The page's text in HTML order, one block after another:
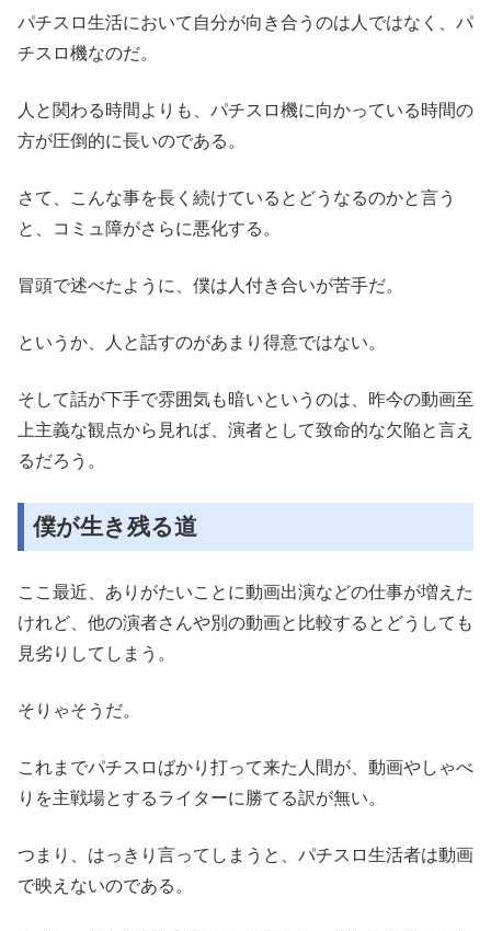
パチスロ生活において自分が向き合うのは人ではなく、パ
チスロ機なのだ。
人と関わる時間よりも、パチスロ機に向かっている時間の
方が圧倒的に長いのである。
さて、こんな事を長く続けているとどうなるのかと言う
と、コミュ障がさらに悪化する。
冒頭で述べたように、僕は人付き合いが苦手だ。
というか、人と話すのがあまり得意ではない。
そして話が下手で雰囲気も暗いというのは、昨今の動画至
上主義な観点から見れば、演者として致命的な欠陥と言え
るだろう。
僕が生き残る道
ここ最近、ありがたいことに動画出演などの仕事が増えた
けれど、他の演者さんや別の動画と比較するとどうしても
見劣りしてしまう。
そりゃそうだ。
これまでパチスロばかり打って来た人間が、動画やしゃべ
りを主戦場とするライターに勝てる訳が無い。
つまり、はっきり言ってしまうと、パチスロ生活者は動画
で映えないのである。